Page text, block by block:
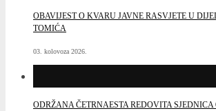
OBAVIJEST O KVARU JAVNE RASVJETE U
TOMIĆA
03. kolovoza 2026.
ODRŽANA ČETRNAESTA REDOVITA